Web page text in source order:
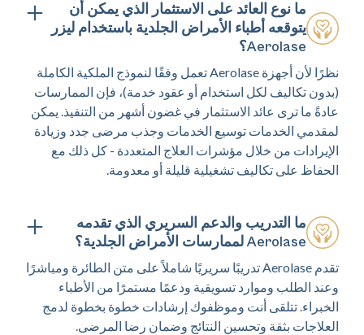
ما نوع العائد على الاستثمار الذي يمكن أن
يتوقعه أطباء الأمراض الجلدية باستخدام ليزر
Aerolase؟
نظرًا لأن أجهزة Aerolase تعمل وفقًا لنموذج الملكية الكاملة
(بدون تكاليف لكل استخدام أو عقود خدمة)، فإن الممارسات
عادةً ما ترى عائد الاستثمار في غضون أشهر من التنفيذ. يمكن
لمقدمي الخدمات توسيع الخدمات وجذب مرضى جدد وزيادة
الإيرادات من خلال مؤشرات العلاج المتعددة - كل ذلك مع
الحفاظ على تكاليف تشغيلية قليلة أو معدومة.
ما التدريب والدعم السريري الذي تقدمه
Aerolase لممارسات الأمراض الجلدية؟
تقدم Aerolase تدريبًا سريريًا شاملاً على متن الطائرة ومباشرًا
وعند الطلب وموارد تسويقية ودعمًا مستمرًا من الأطباء
الخبراء. تتلقى أنت وموظفوك إرشادات خطوة بخطوة لدمج
العلاجات بثقة وتحسين النتائج وضمان رضا المرضى.